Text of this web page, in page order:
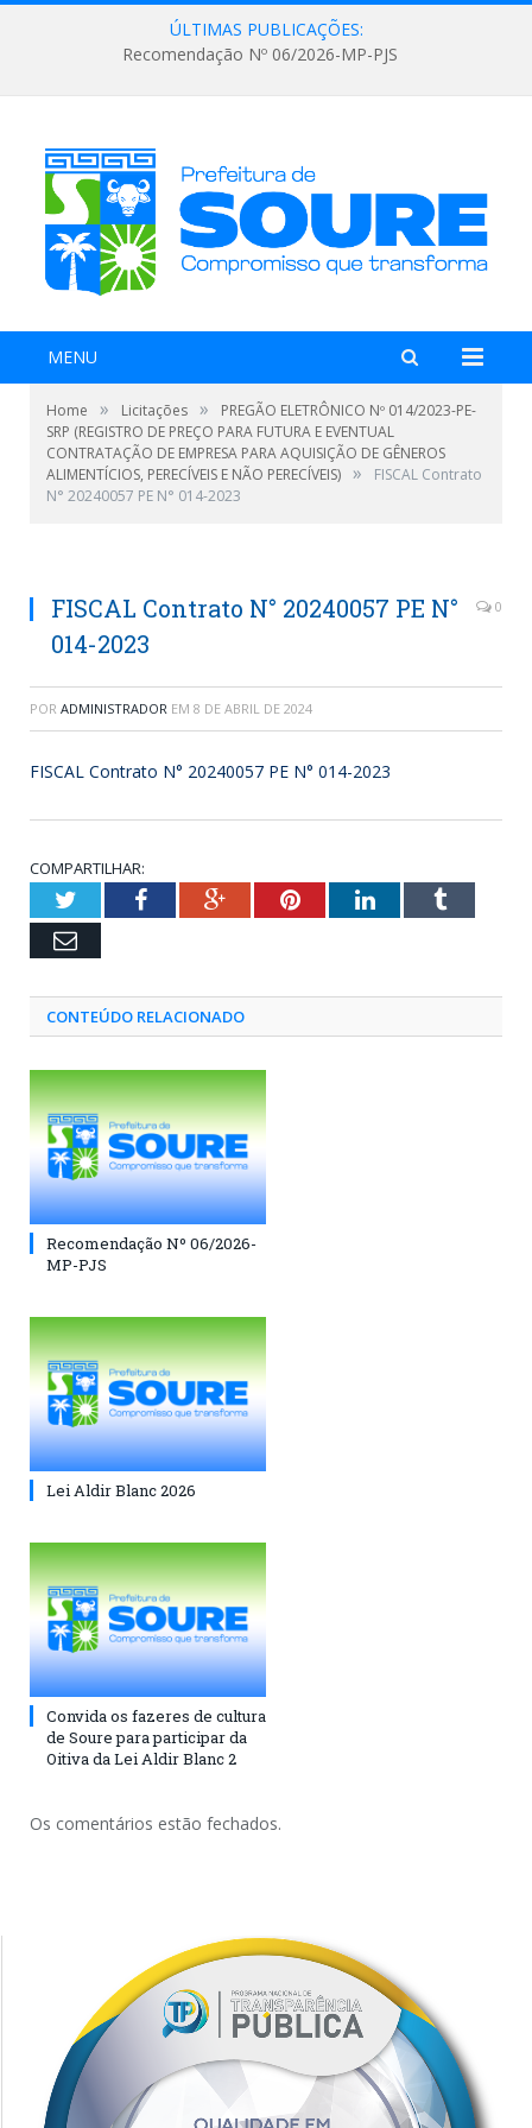
ÚLTIMAS PUBLICAÇÕES:
Recomendação Nº 06/2026-MP-PJS
MENU
Home » Licitações »
PREGÃO ELETRÔNICO Nº 014/2023-PE-
SRP (REGISTRO DE PREÇO PARA FUTURA E EVENTUAL
CONTRATAÇÃO DE EMPRESA PARA AQUISIÇÃO DE GÊNEROS
ALIMENTÍCIOS, PERECÍVEIS E NÃO PERECÍVEIS) »
FISCAL Contrato
N° 20240057 PE N° 014-2023
FISCAL Contrato N° 20240057 PE N°
014-2023
0
POR ADMINISTRADOR EM 8 DE ABRIL DE 2024
FISCAL Contrato N° 20240057 PE N° 014-2023
COMPARTILHAR:
TwitterFacebookGoogle+PinterestLinkedInTumblr
Email
CONTEÚDO RELACIONADO
Recomendação Nº 06/2026-
MP-PJS
Lei Aldir Blanc 2026
Convida os fazeres de cultura
de Soure para participar da
Oitiva da Lei Aldir Blanc 2
Os comentários estão fechados.